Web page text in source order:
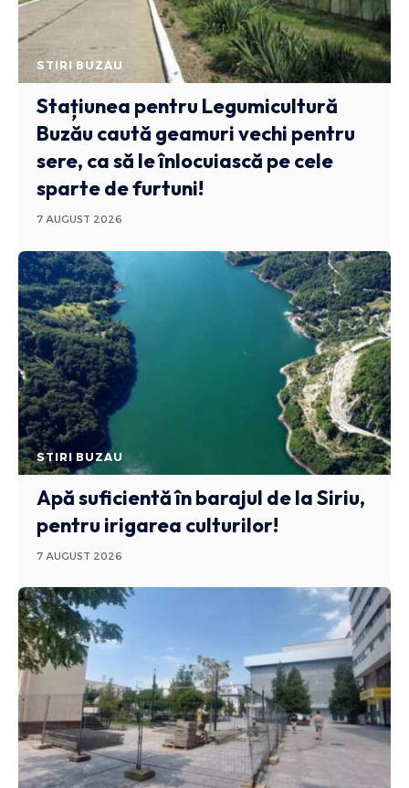
STIRI BUZAU
Stațiunea pentru Legumicultură
Buzău caută geamuri vechi pentru
sere, ca să le înlocuiască pe cele
sparte de furtuni!
7 AUGUST 2026
STIRI BUZAU
Apă suficientă în barajul de la Siriu,
pentru irigarea culturilor!
7 AUGUST 2026